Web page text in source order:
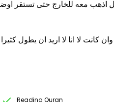
معه للخارج حتى تستقر اوضاعي
لا انا لا اريد ان يطول كثيرا
Reading Quran